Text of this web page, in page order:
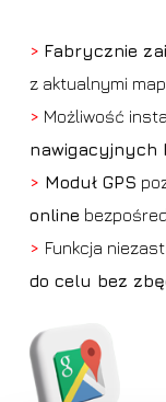
> Fabrycznie
z aktualnymi
> Możliwość
nawigacyjnych
> Moduł GPS
online
> Funkcja
do celu bez